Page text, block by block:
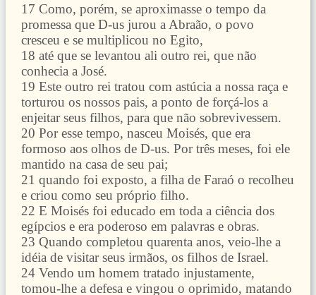
17 Como, porém, se aproximasse o tempo da
promessa que D-us jurou a Abraão, o povo
cresceu e se multiplicou no Egito,
18 até que se levantou ali outro rei, que não
conhecia a José.
19 Este outro rei tratou com astúcia a nossa raça e
torturou os nossos pais, a ponto de forçá-los a
enjeitar seus filhos, para que não sobrevivessem.
20 Por esse tempo, nasceu Moisés, que era
formoso aos olhos de D-us. Por três meses, foi ele
mantido na casa de seu pai;
21 quando foi exposto, a filha de Faraó o recolheu
e criou como seu próprio filho.
22 E Moisés foi educado em toda a ciência dos
egípcios e era poderoso em palavras e obras.
23 Quando completou quarenta anos, veio-lhe a
idéia de visitar seus irmãos, os filhos de Israel.
24 Vendo um homem tratado injustamente,
tomou-lhe a defesa e vingou o oprimido, matando